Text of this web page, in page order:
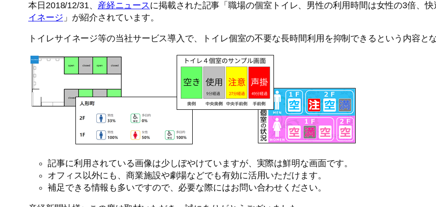
本日2018/12/31、 産経ニュースに掲載された記事「職場の個室トイレ、男性の利用時間は女性の3倍、
イネージ 」が紹介されています。
トイレサイネージ等の当社サービス導入で、トイレ個室の不要な長時間利用を抑制できるという内容と
記事に利用されている画像は少しぼやけていますが、実際は鮮明な画面です。
オフィス以外にも、商業施設や劇場などでも有効に活用いただけます。
補足できる情報も多いですので、必要な際にはお問い合わせください。